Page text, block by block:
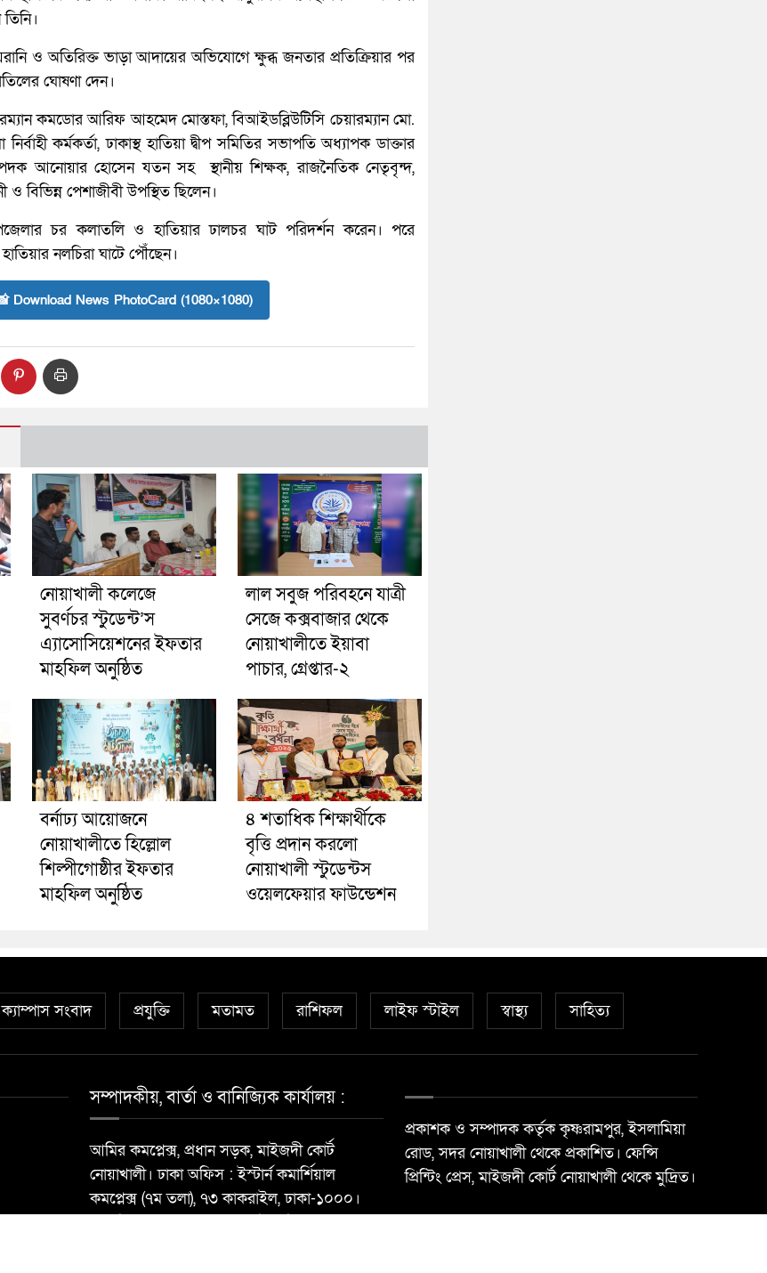
তিনি।
ও অতিরিক্ত ভাড়া আদায়ের অভিযোগে ক্ষুব্ধ জনতার প্রতিক্রিয়ার পর
ঘোষণা দেন।
কমডোর আরিফ আহমেদ মোস্তফা, বিআইডব্লিউটিসি চেয়ারম্যান মো.
কর্মকর্তা, ঢাকাস্থ হাতিয়া দ্বীপ সমিতির সভাপতি অধ্যাপক ডাক্তার
আনোয়ার হোসেন যতন সহ স্থানীয় শিক্ষক, রাজনৈতিক নেতৃবৃন্দ,
বিভিন্ন পেশাজীবী উপস্থিত ছিলেন।
চর কলাতলি ও হাতিয়ার ঢালচর ঘাট পরিদর্শন করেন। পরে
নলচিরা ঘাটে পৌঁছেন।
Download News PhotoCard (1080×1080)
নোয়াখালী কলেজে
সুবর্ণচর স্টুডেন্ট’স
এ্যাসোসিয়েশনের ইফতার
মাহফিল অনুষ্ঠিত
লাল সবুজ পরিবহনে যাত্রী
সেজে কক্সবাজার থেকে
নোয়াখালীতে ইয়াবা
পাচার, গ্রেপ্তার-২
বর্নাঢ্য আয়োজনে
নোয়াখালীতে হিল্লোল
শিল্পীগোষ্ঠীর ইফতার
মাহফিল অনুষ্ঠিত
৪ শতাধিক শিক্ষার্থীকে
বৃত্তি প্রদান করলো
নোয়াখালী স্টুডেন্টস
ওয়েলফেয়ার ফাউন্ডেশন
ক্যাম্পাস সংবাদ প্রযুক্তি মতামত রাশিফল লাইফ স্টাইল স্বাস্থ্য সাহিত্য
সম্পাদকীয়, বার্তা ও বানিজ্যিক কার্যালয় :
আমির কমপ্লেক্স, প্রধান সড়ক, মাইজদী কোর্ট
নোয়াখালী। ঢাকা অফিস : ইস্টার্ন কমার্শিয়াল
কমপ্লেক্স (৭ম তলা), ৭৩ কাকরাইল, ঢাকা-১০০০।
প্রকাশক ও সম্পাদক কর্তৃক কৃষ্ণরামপুর, ইসলামিয়া
রোড, সদর নোয়াখালী থেকে প্রকাশিত। ফেন্সি
প্রিন্টিং প্রেস, মাইজদী কোর্ট নোয়াখালী থেকে মুদ্রিত।